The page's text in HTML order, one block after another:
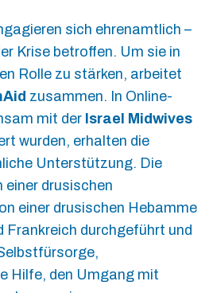
sich ehrenamtlich –
Krise betroffen. Um sie in
Rolle zu stärken, arbeitet
zusammen. In Online-
mit der Israel Midwives
wurden, erhalten die
Unterstützung. Die
einer drusischen
einer drusischen Hebamme
Frankreich durchgeführt und
Hilfe, den Umgang mit